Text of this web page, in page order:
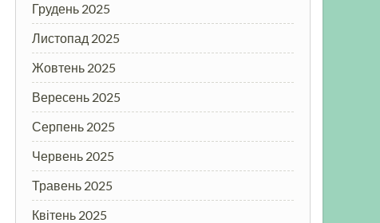
Грудень 2025
Листопад 2025
Жовтень 2025
Вересень 2025
Серпень 2025
Червень 2025
Травень 2025
Квітень 2025